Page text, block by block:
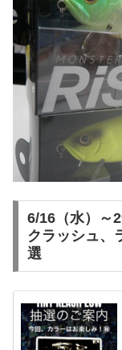
6/16（水）～
クラッシュ、
選